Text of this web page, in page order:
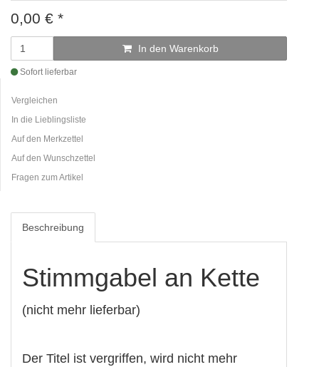
0,00 € *
In den Warenkorb
Sofort lieferbar
Vergleichen
In die Lieblingsliste
Auf den Merkzettel
Auf den Wunschzettel
Fragen zum Artikel
Beschreibung
Stimmgabel an Kette
(nicht mehr lieferbar)
Der Titel ist vergriffen, wird nicht mehr